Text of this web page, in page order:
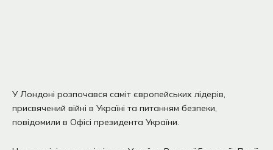
У Лондоні розпочався саміт європейських лідерів,
присвячений війні в Україні та питанням безпеки,
повідомили в Офісі президента України.